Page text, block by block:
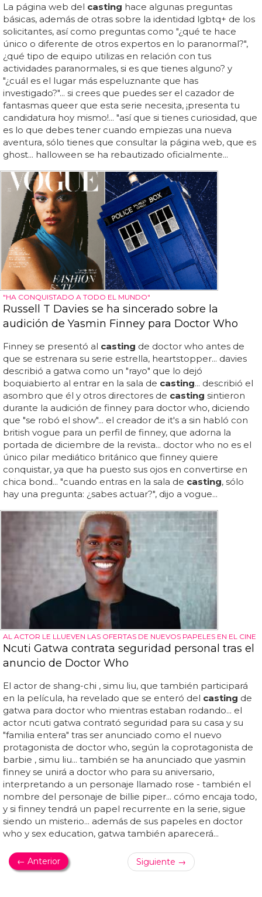
La página web del casting hace algunas preguntas
básicas, además de otras sobre la identidad lgbtq+ de los
solicitantes, así como preguntas como "¿qué te hace
único o diferente de otros expertos en lo paranormal?",
¿qué tipo de equipo utilizas en relación con tus
actividades paranormales, si es que tienes alguno? y
"¿cuál es el lugar más espeluznante que has
investigado?"... si crees que puedes ser el cazador de
fantasmas queer que esta serie necesita, ¡presenta tu
candidatura hoy mismo!... "así que si tienes curiosidad, que
es lo que debes tener cuando empiezas una nueva
aventura, sólo tienes que consultar la página web, que es
ghost... halloween se ha rebautizado oficialmente...
"HA CONQUISTADO A TODO EL MUNDO"
Russell T Davies se ha sincerado sobre la
audición de Yasmin Finney para Doctor Who
Finney se presentó al casting de doctor who antes de
que se estrenara su serie estrella, heartstopper... davies
describió a gatwa como un "rayo" que lo dejó
boquiabierto al entrar en la sala de casting... describió el
asombro que él y otros directores de casting sintieron
durante la audición de finney para doctor who, diciendo
que "se robó el show"... el creador de it's a sin habló con
british vogue para un perfil de finney, que adorna la
portada de diciembre de la revista... doctor who no es el
único pilar mediático británico que finney quiere
conquistar, ya que ha puesto sus ojos en convertirse en
chica bond... "cuando entras en la sala de casting, sólo
hay una pregunta: ¿sabes actuar?", dijo a vogue...
AL ACTOR LE LLUEVEN LAS OFERTAS DE NUEVOS PAPELES EN EL CINE
Ncuti Gatwa contrata seguridad personal tras el
anuncio de Doctor Who
El actor de shang-chi , simu liu, que también participará
en la película, ha revelado que se enteró del casting de
gatwa para doctor who mientras estaban rodando... el
actor ncuti gatwa contrató seguridad para su casa y su
"familia entera" tras ser anunciado como el nuevo
protagonista de doctor who, según la coprotagonista de
barbie , simu liu... también se ha anunciado que yasmin
finney se unirá a doctor who para su aniversario,
interpretando a un personaje llamado rose - también el
nombre del personaje de billie piper... cómo encaja todo,
y si finney tendrá un papel recurrente en la serie, sigue
siendo un misterio... además de sus papeles en doctor
who y sex education, gatwa también aparecerá...
← Anterior Siguiente →